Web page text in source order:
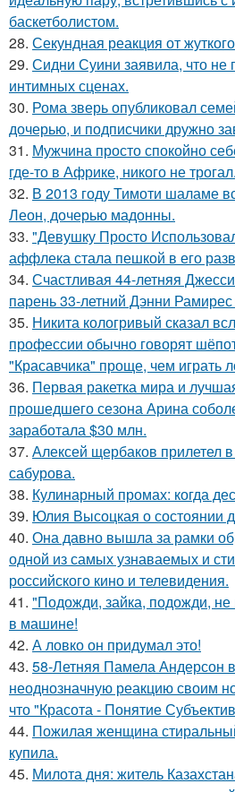
баскетболистом.
28. Секундная реакция от
29. Сидни Суини заявила, что не
интимных сценах.
30. Рома зверь опубликовал
дочерью, и подписчики дружно
31. Мужчина просто спокойно
где-то в Африке, никого не трогал.
32. В 2013 году Тимоти шаламе
Леон, дочерью мадонны.
33. "Девушку Просто
аффлека стала пешкой в его
34. Счастливая 44-летняя
парень 33-летний Дэнни
35. Никита кологривый сказал
профессии обычно говорят
"Красавчика" проще, чем играть
36. Первая ракетка мира и
прошедшего сезона Арина
заработала $30 млн.
37. Алексей щербаков прилетел
сабурова.
38. Кулинарный промах: когда
39. Юлия Высоцкая о состоянии
40. Она давно вышла за рамки
одной из самых узнаваемых и
российского кино и телевидения.
41. "Подожди, зайка, подожди,
в машине!
42. А ловко он придумал это!
43. 58-Летняя Памела Андерсон
неоднозначную реакцию своим
что "Красота - Понятие
44. Пожилая женщина
купила.
45. Милота дня: житель